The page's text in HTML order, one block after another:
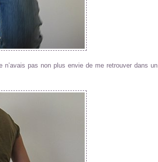
pas non plus envie de me retrouver dans un